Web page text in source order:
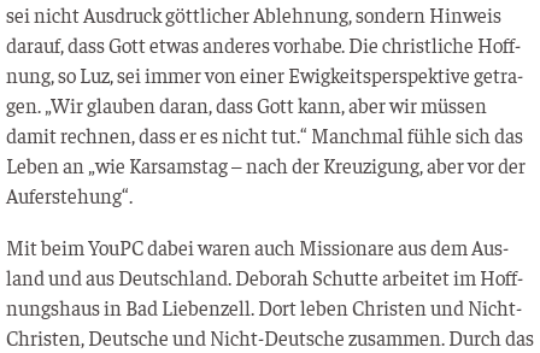
sei nicht Aus­druck gött­li­cher Ableh­nung, son­dern Hin­weis
dar­auf, dass Gott etwas ande­res vor­ha­be. Die christ­li­che Hoff­
nung, so Luz, sei immer von einer Ewig­keits­per­spek­ti­ve getra­
gen. „Wir glau­ben dar­an, dass Gott kann, aber wir müs­sen
damit rech­nen, dass er es nicht tut.“ Manch­mal füh­le sich das
Leben an „wie Kar­sams­tag – nach der Kreu­zi­gung, aber vor der
Auferstehung“.
Mit beim YouPC dabei waren auch Mis­sio­na­re aus dem Aus­
land und aus Deutsch­land. Debo­rah Schutte arbei­tet im Hoff­
nungs­haus in Bad Lie­ben­zell. Dort leben Chris­ten und Nicht-
Chris­ten, Deut­sche und Nicht-Deut­sche zusam­men. Durch das